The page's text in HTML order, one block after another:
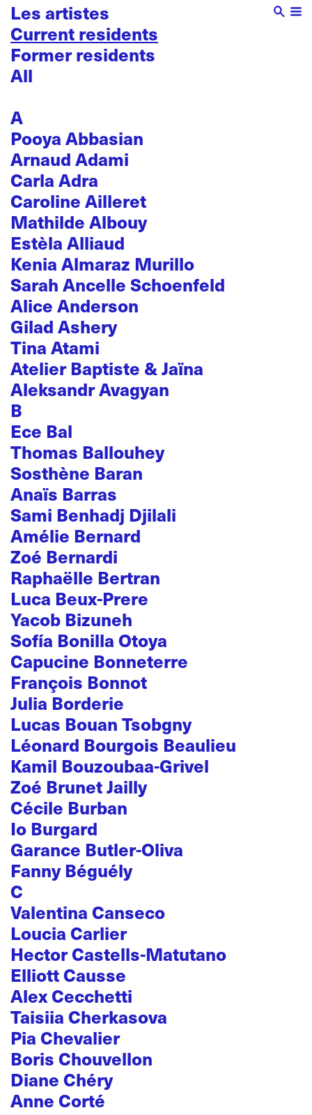
Les artistes
Current residents
Former residents
All
A
Pooya Abbasian
Arnaud Adami
Carla Adra
Caroline Ailleret
Mathilde Albouy
Estèla Alliaud
Kenia Almaraz Murillo
Sarah Ancelle Schoenfeld
Alice Anderson
Gilad Ashery
Tina Atami
Atelier Baptiste & Jaïna
Aleksandr Avagyan
B
Ece Bal
Thomas Ballouhey
Sosthène Baran
Anaïs Barras
Sami Benhadj Djilali
Amélie Bernard
Zoé Bernardi
Raphaëlle Bertran
Luca Beux-Prere
Yacob Bizuneh
Sofía Bonilla Otoya
Capucine Bonneterre
François Bonnot
Julia Borderie
Lucas Bouan Tsobgny
Léonard Bourgois Beaulieu
Kamil Bouzoubaa-Grivel
Zoé Brunet Jailly
Cécile Burban
Io Burgard
Garance Butler-Oliva
Fanny Béguély
C
Valentina Canseco
Loucia Carlier
Hector Castells-Matutano
Elliott Causse
Alex Cecchetti
Taisiia Cherkasova
Pia Chevalier
Boris Chouvellon
Diane Chéry
Anne Corté